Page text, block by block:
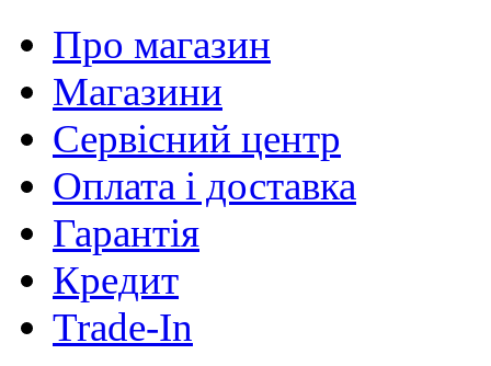
Про магазин
Магазини
Сервісний центр
Оплата і доставка
Гарантія
Кредит
Trade-In